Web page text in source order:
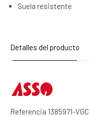
Suela resistente
Detalles del producto
Referencia 1385971-VGC